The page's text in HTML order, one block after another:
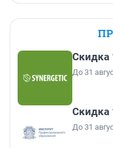
Скидка
До 31
Скидка
До 31